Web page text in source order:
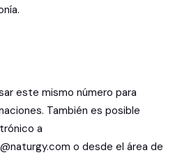
este mismo número para
También es posible
a
o desde el área de